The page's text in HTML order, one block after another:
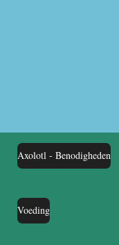
Axolotl - Benodigheden
Voeding